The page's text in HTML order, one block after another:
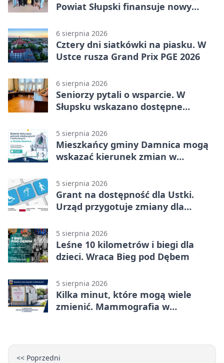
Powiat Słupski finansuje nowy
6 sierpnia 2026
Cztery dni siatkówki na piasku. W
Ustce rusza Grand Prix PGE 2026
6 sierpnia 2026
Seniorzy pytali o wsparcie. W
Słupsku wskazano dostępne
5 sierpnia 2026
Mieszkańcy gminy Damnica mogą
wskazać kierunek zmian w
5 sierpnia 2026
Grant na dostępność dla Ustki.
Urząd przygotuje zmiany dla
5 sierpnia 2026
Leśne 10 kilometrów i biegi dla
dzieci. Wraca Bieg pod Dębem
5 sierpnia 2026
Kilka minut, które mogą wiele
zmienić. Mammografia w
<< Poprzedni